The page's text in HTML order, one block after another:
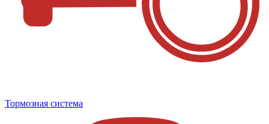
Тормозная система